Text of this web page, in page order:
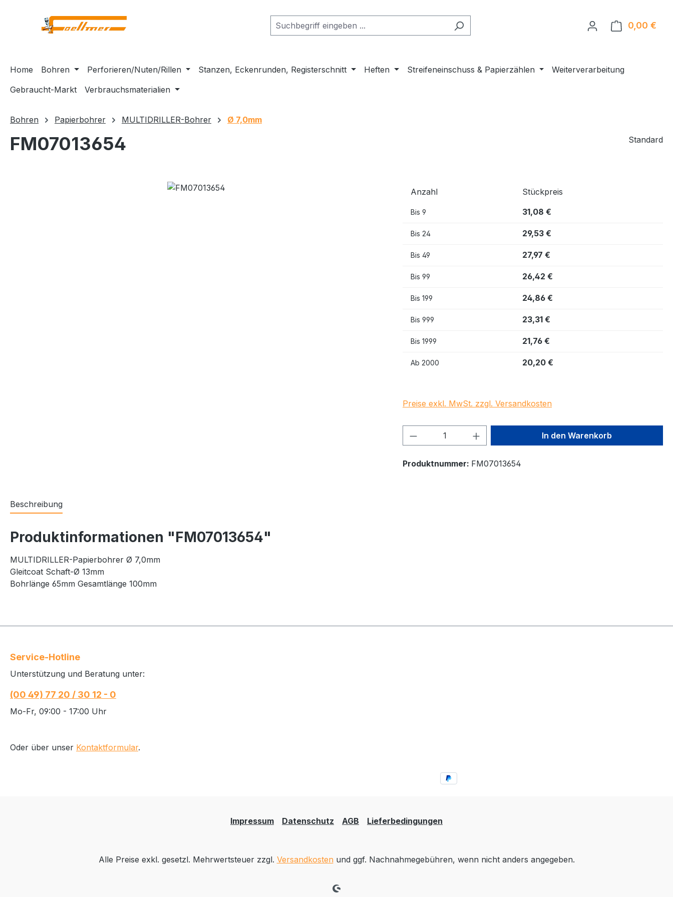
0,00 €
Home Bohren Perforieren/Nuten/Rillen Stanzen, Eckenrunden, Registerschnitt Heften Streifeneinschuss & Papierzählen
Weiterverarbeitung
Gebraucht-Markt
Verbrauchsmaterialien
Bohren Papierbohrer MULTIDRILLER-Bohrer Ø 7,0mm
FM07013654 Standard
Anzahl Stückpreis
Bis 9 31,08 €
Bis 24 29,53 €
Bis 49 27,97 €
Bis 99 26,42 €
Bis 199 24,86 €
Bis 999 23,31 €
Bis 1999 21,76 €
Ab 2000 20,20 €
Preise exkl. MwSt. zzgl. Versandkosten
Produkt Anzahl: Gib den gewünschten Wert
In den Warenkorb
Produktnummer: FM07013654
Beschreibung
Produktinformationen "FM07013654"
MULTIDRILLER-Papierbohrer Ø 7,0mm
Gleitcoat Schaft-Ø 13mm
Bohrlänge 65mm Gesamtlänge 100mm
Service-Hotline
Unterstützung und Beratung unter:
(00 49) 77 20 / 30 12 - 0
Mo-Fr, 09:00 - 17:00 Uhr
Oder über unser Kontaktformular.
Impressum Datenschutz AGB Lieferbedingungen
Alle Preise exkl. gesetzl. Mehrwertsteuer zzgl. Versandkosten und ggf. Nachnahmegebühren, wenn nicht anders angegeben.